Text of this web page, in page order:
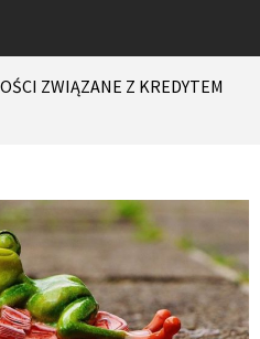
ZWIĄZANE Z KREDYTEM